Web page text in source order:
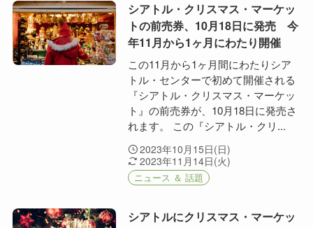
シアトル・クリスマス・マーケッ
トの前売券、10月18日に発売 今
年11月から1ヶ月にわたり開催
この11月から1ヶ月間にわたりシア
トル・センターで初めて開催される
『シアトル・クリスマス・マーケッ
ト』の前売券が、10月18日に発売さ
れます。 この『シアトル・クリ...
2023年10月15日(日)
2023年11月14日(火)
ニュース ＆ 話題
シアトルにクリスマス・マーケッ